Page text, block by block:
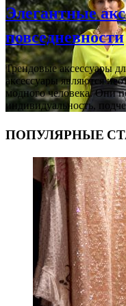
Элегантные
повседневности
Трендовые аксессуары
аксессуары являются
модного человека. Они
индивидуальность,
ПОПУЛЯРНЫЕ